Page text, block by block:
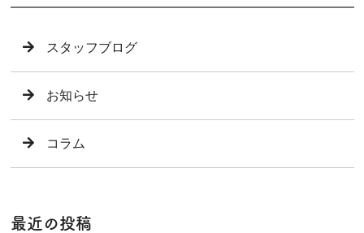
スタッフブログ
お知らせ
コラム
最近の投稿